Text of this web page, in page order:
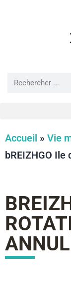
Accueil » Vie
bREIZHGO Ile